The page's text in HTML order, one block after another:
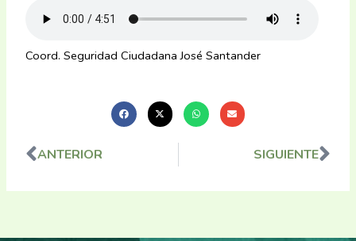
Coord. Seguridad Ciudadana José Santander
Ant
ANTERIOR SIGUIENTE